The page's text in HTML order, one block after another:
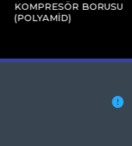
KOMPRESÖR BORUSU
(POLYAMİD)